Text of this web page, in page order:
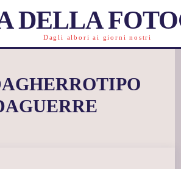
DELLA
Dagli albori ai giorni nostri